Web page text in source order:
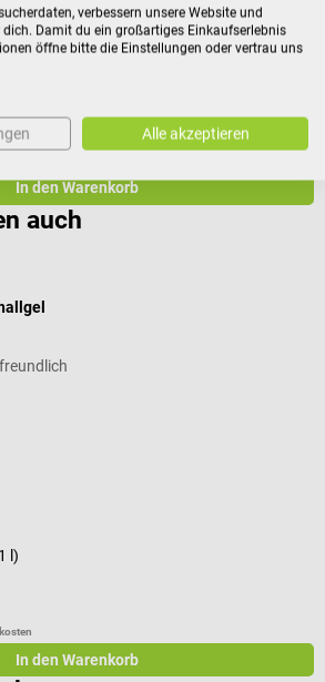
In den Warenkorb
auch
l)
In den Warenkorb
verbessern unsere Website und
Damit du ein großartiges Einkaufserlebnis
öffne bitte die Einstellungen oder vertrau uns
Alle akzeptieren